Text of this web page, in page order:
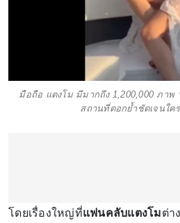
มือถือ แตงโม มีมากถึง 1,200,000 ภาพ
สถานที่ตอกย้ำชัดเจนใค
โดยเรื่องใหญ่ที่แฟนคลับแตงโมต่า